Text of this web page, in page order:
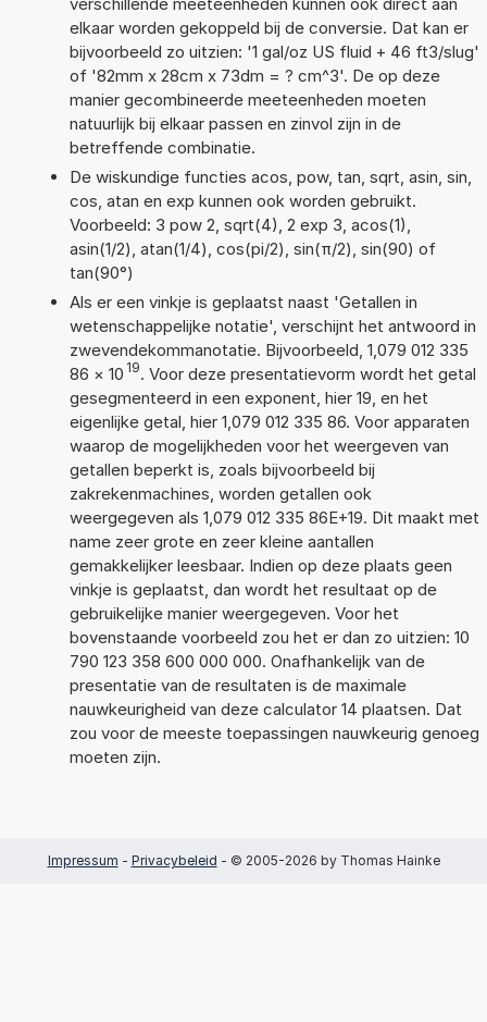
elkaar worden gekoppeld bij de conversie. Dat kan er
bijvoorbeeld zo uitzien: '1 gal/oz US fluid + 46 ft3/slug'
of '82mm x 28cm x 73dm = ? cm^3'. De op deze
manier gecombineerde meeteenheden moeten
natuurlijk bij elkaar passen en zinvol zijn in de
betreffende combinatie.
De wiskundige functies acos, pow, tan, sqrt, asin, sin,
cos, atan en exp kunnen ook worden gebruikt.
Voorbeeld: 3 pow 2, sqrt(4), 2 exp 3, acos(1),
asin(1/2), atan(1/4), cos(pi/2), sin(π/2), sin(90) of
tan(90°)
Als er een vinkje is geplaatst naast 'Getallen in
wetenschappelijke notatie', verschijnt het antwoord in
zwevendekommanotatie. Bijvoorbeeld, 1,079 012 335
86 × 10 19. Voor deze presentatievorm wordt het getal
gesegmenteerd in een exponent, hier 19, en het
eigenlijke getal, hier 1,079 012 335 86. Voor apparaten
waarop de mogelijkheden voor het weergeven van
getallen beperkt is, zoals bijvoorbeeld bij
zakrekenmachines, worden getallen ook
weergegeven als 1,079 012 335 86E+19. Dit maakt met
name zeer grote en zeer kleine aantallen
gemakkelijker leesbaar. Indien op deze plaats geen
vinkje is geplaatst, dan wordt het resultaat op de
gebruikelijke manier weergegeven. Voor het
bovenstaande voorbeeld zou het er dan zo uitzien: 10
790 123 358 600 000 000. Onafhankelijk van de
presentatie van de resultaten is de maximale
nauwkeurigheid van deze calculator 14 plaatsen. Dat
zou voor de meeste toepassingen nauwkeurig genoeg
moeten zijn.
Impressum - Privacybeleid - © 2005-2026 by Thomas Hainke